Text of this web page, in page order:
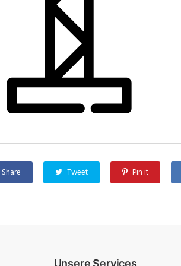
Share Tweet Pin it
Unsere Services